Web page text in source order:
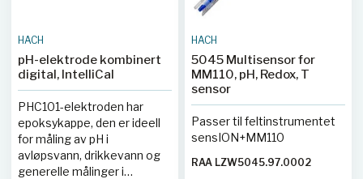
HACH
pH-elektrode kombinert
digital, IntelliCal
PHC101-elektroden har
epoksykappe, den er ideell
for måling av pH i
avløpsvann, drikkevann og
generelle målinger i
HACH
5045 Multisensor for
MM110, pH, Redox, T
sensor
Passer til feltinstrumentet
sensION+MM110
RAA LZW5045.97.0002